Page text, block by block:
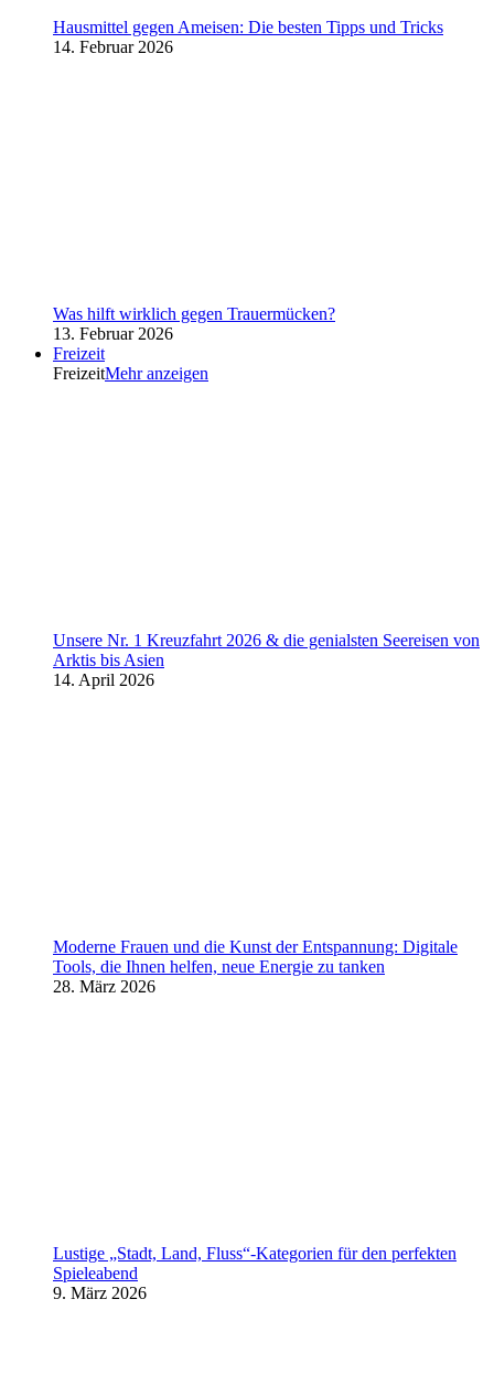
Hausmittel gegen Ameisen: Die besten Tipps und Tricks
14. Februar 2026
Was hilft wirklich gegen Trauermücken?
13. Februar 2026
Freizeit
FreizeitMehr anzeigen
Unsere Nr. 1 Kreuzfahrt 2026 & die genialsten Seereisen von
Arktis bis Asien
14. April 2026
Moderne Frauen und die Kunst der Entspannung: Digitale
Tools, die Ihnen helfen, neue Energie zu tanken
28. März 2026
Lustige „Stadt, Land, Fluss“-Kategorien für den perfekten
Spieleabend
9. März 2026